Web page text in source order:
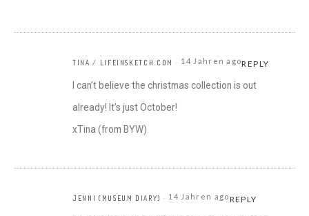
TINA / LIFEINSKETCH.COM 14 Jahren agoREPLY
I can’t believe the christmas collection is out
already! It’s just October!
xTina (from BYW)
JENNI (MUSEUM DIARY) 14 Jahren agoREPLY